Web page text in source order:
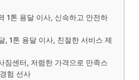
1톤 용달 이사, 신속하고 안전하
, 1톤 용달 이사, 친절한 서비스 제
짐센터, 저렴한 가격으로 만족스
험 선사